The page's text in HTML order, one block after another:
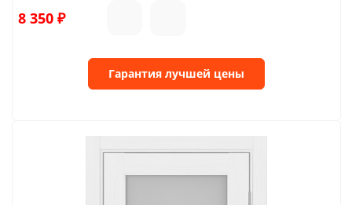
8 350 ₽
Гарантия лучшей цены